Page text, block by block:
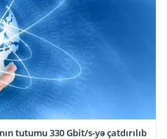
tutumu 330 Gbit/s-yə çatdırılıb